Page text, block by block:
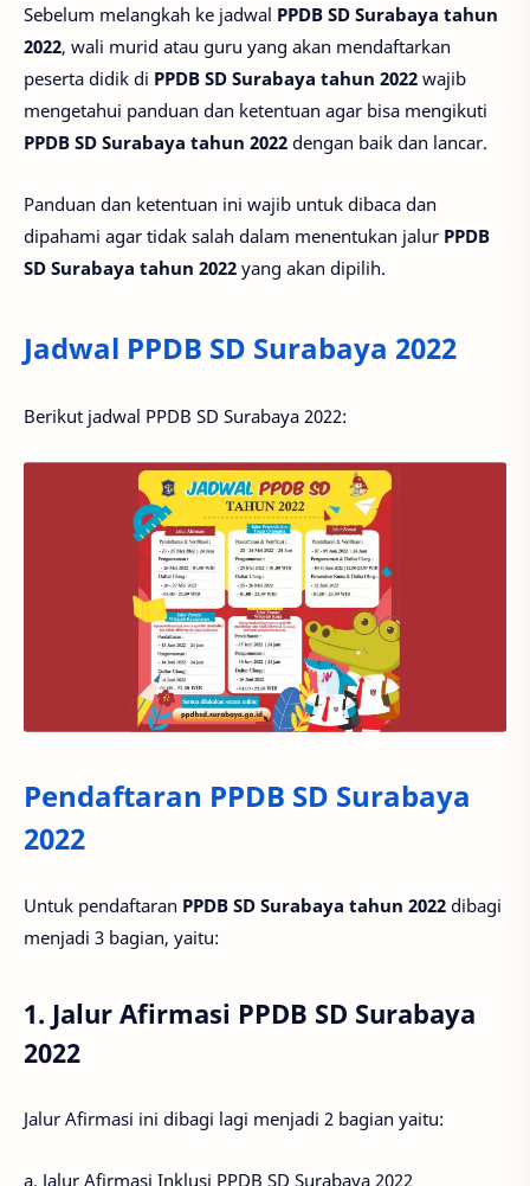
Sebelum melangkah ke jadwal PPDB SD Surabaya tahun
2022, wali murid atau guru yang akan mendaftarkan
peserta didik di PPDB SD Surabaya tahun 2022 wajib
mengetahui panduan dan ketentuan agar bisa mengikuti
PPDB SD Surabaya tahun 2022 dengan baik dan lancar.
Panduan dan ketentuan ini wajib untuk dibaca dan
dipahami agar tidak salah dalam menentukan jalur PPDB
SD Surabaya tahun 2022 yang akan dipilih.
Jadwal PPDB SD Surabaya 2022
Berikut jadwal PPDB SD Surabaya 2022:
Pendaftaran PPDB SD Surabaya
2022
Untuk pendaftaran PPDB SD Surabaya tahun 2022 dibagi
menjadi 3 bagian, yaitu:
1. Jalur Afirmasi PPDB SD Surabaya
2022
Jalur Afirmasi ini dibagi lagi menjadi 2 bagian yaitu:
a. Jalur Afirmasi Inklusi PPDB SD Surabaya 2022